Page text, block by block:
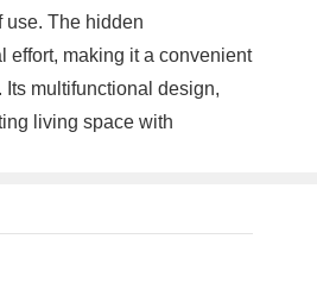
use. The hidden
effort, making it a convenient
multifunctional design,
living space with